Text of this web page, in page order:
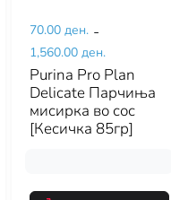
70.00 ден. -
1,560.00 ден.
Purina Pro Plan
Delicate Парчиња
мисирка во сос
[Кесичка 85гр]